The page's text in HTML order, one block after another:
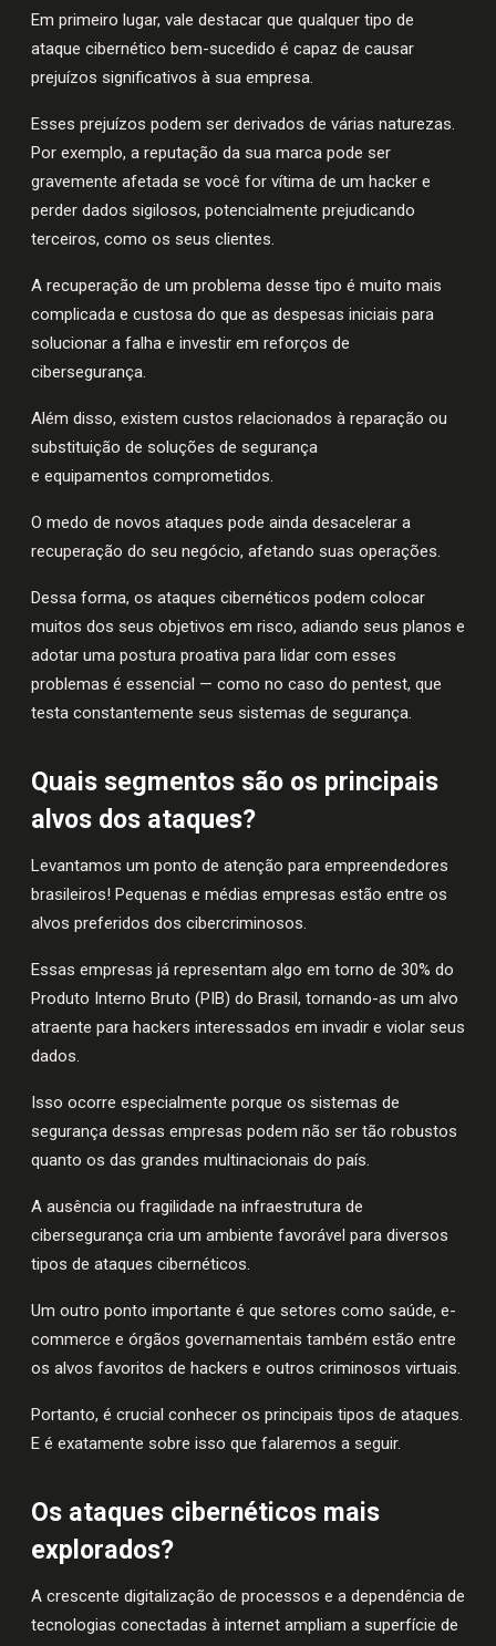
Em primeiro lugar, vale destacar que qualquer tipo de
ataque cibernético bem-sucedido é capaz de causar
prejuízos significativos à sua empresa.
Esses prejuízos podem ser derivados de várias naturezas.
Por exemplo, a reputação da sua marca pode ser
gravemente afetada se você for vítima de um hacker e
perder dados sigilosos, potencialmente prejudicando
terceiros, como os seus clientes.
A recuperação de um problema desse tipo é muito mais
complicada e custosa do que as despesas iniciais para
solucionar a falha e investir em reforços de
cibersegurança.
Além disso, existem custos relacionados à reparação ou
substituição de soluções de segurança
e equipamentos comprometidos.
O medo de novos ataques pode ainda desacelerar a
recuperação do seu negócio, afetando suas operações.
Dessa forma, os ataques cibernéticos podem colocar
muitos dos seus objetivos em risco, adiando seus planos e
adotar uma postura proativa para lidar com esses
problemas é essencial — como no caso do pentest, que
testa constantemente seus sistemas de segurança.
Quais segmentos são os principais
alvos dos ataques?
Levantamos um ponto de atenção para empreendedores
brasileiros! Pequenas e médias empresas estão entre os
alvos preferidos dos cibercriminosos.
Essas empresas já representam algo em torno de 30% do
Produto Interno Bruto (PIB) do Brasil, tornando-as um alvo
atraente para hackers interessados em invadir e violar seus
dados.
Isso ocorre especialmente porque os sistemas de
segurança dessas empresas podem não ser tão robustos
quanto os das grandes multinacionais do país.
A ausência ou fragilidade na infraestrutura de
cibersegurança cria um ambiente favorável para diversos
tipos de ataques cibernéticos.
Um outro ponto importante é que setores como saúde, e-
commerce e órgãos governamentais também estão entre
os alvos favoritos de hackers e outros criminosos virtuais.
Portanto, é crucial conhecer os principais tipos de ataques.
E é exatamente sobre isso que falaremos a seguir.
Os ataques cibernéticos mais
explorados?
A crescente digitalização de processos e a dependência de
tecnologias conectadas à internet ampliam a superfície de